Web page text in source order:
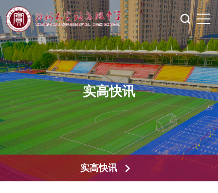
实高快讯
实高快讯